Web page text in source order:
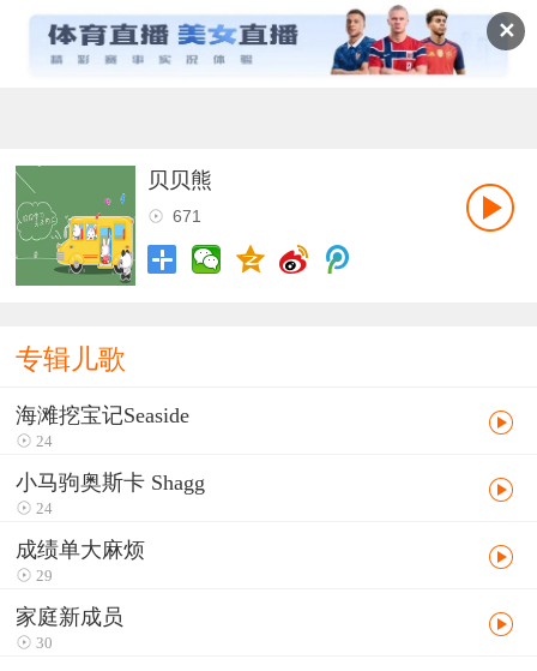
✕
贝贝熊
671
专辑儿歌
海滩挖宝记Seaside
24
小马驹奥斯卡 Shagg
24
成绩单大麻烦
29
家庭新成员
30